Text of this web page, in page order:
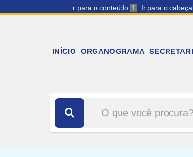
Ir para o conteúdo 1 Ir para o
INÍCIO ORGANOGRAMA